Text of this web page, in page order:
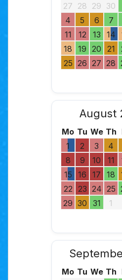
27 28 29 30
4
5 6 7
11
12 13 14
18
19 20 21
25 26 27 28
August
Mo Tu We Th
1
2 3 4
8
9 10 11
15
16 17 18
22
23 24 25
29 30 31 1
Mo Tu We Th